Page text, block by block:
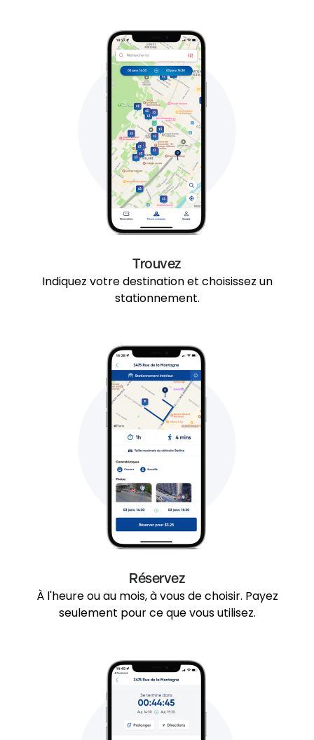
Trouvez
Indiquez votre destination et choisissez un
stationnement.
Réservez
À l'heure ou au mois, à vous de choisir. Payez
seulement pour ce que vous utilisez.